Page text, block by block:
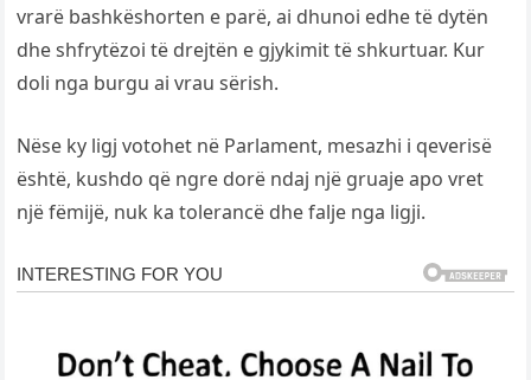
vrarë bashkëshorten e parë, ai dhunoi edhe të dytën
dhe shfrytëzoi të drejtën e gjykimit të shkurtuar. Kur
doli nga burgu ai vrau sërish.
Nëse ky ligj votohet në Parlament, mesazhi i qeverisë
është, kushdo që ngre dorë ndaj një gruaje apo vret
një fëmijë, nuk ka tolerancë dhe falje nga ligji.